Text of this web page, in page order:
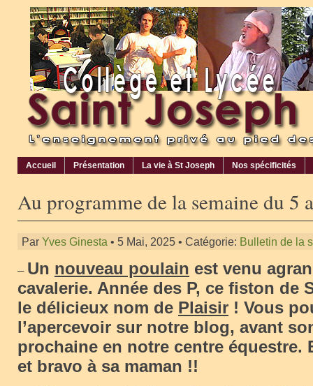
Accueil Présentation La vie à St Joseph Nos spécificités
Au programme de la semaine du 5
Par Yves Ginesta • 5 Mai, 2025 • Catégorie: Bulletin de la
– Un nouveau poulain est venu
cavalerie. Année des P, ce fiston de
le délicieux nom de Plaisir ! Vous
l’apercevoir sur notre blog, avant
prochaine en notre centre équestre.
et bravo à sa maman !!